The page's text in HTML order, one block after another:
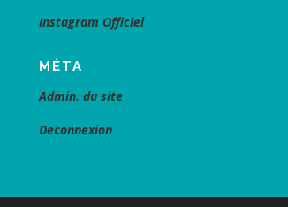
Instagram Officiel
MÉTA
Admin. du site
Deconnexion